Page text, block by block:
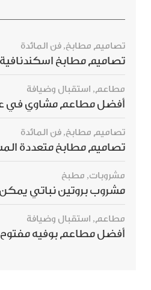
تصاميم مطابخ, فن المائدة
مطاعم, استقبال وضيافة
تصاميم مطابخ, فن المائدة
مشروبات, مطبخ
مطاعم, استقبال وضيافة